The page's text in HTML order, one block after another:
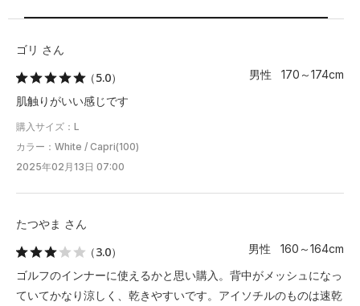
ゴリ さん
（5.0）
男性 170～174cm
肌触りがいい感じです
購入サイズ：L
カラー：White / Capri(100)
2025年02月13日 07:00
たつやま さん
（3.0）
男性 160～164cm
ゴルフのインナーに使えるかと思い購入。背中がメッシュになっ
ていてかなり涼しく、乾きやすいです。アイソチルのものは速乾